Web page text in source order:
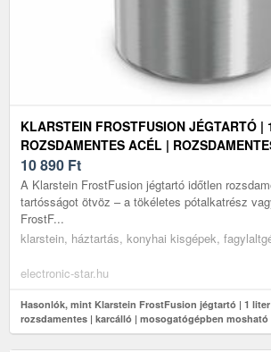
KLARSTEIN FROSTFUSION JÉGTARTÓ |
ROZSDAMENTES ACÉL |
MOSOGATÓGÉPBEN MOSHATÓ
10 890 Ft
A Klarstein FrostFusion jégtartó időtlen
tartósságot ötvöz – a tökéletes pótalkatrész
FrostF...
klarstein, háztartás, konyhai kisgépek,
electronic-star.hu
Hasonlók, mint Klarstein FrostFusion jégtartó | 1
rozsdamentes | karcálló | mosogatógépben mosható